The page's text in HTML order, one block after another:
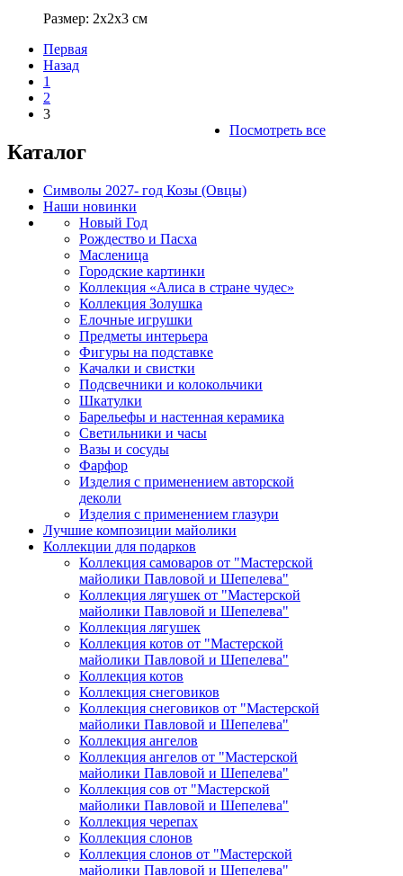
Размер: 2х2х3 см
Первая
Назад
1
2
3
Посмотреть все
Каталог
Символы 2027- год Козы (Овцы)
Наши новинки
Новый Год
Рождество и Пасха
Масленица
Городские картинки
Коллекция «Алиса в стране чудес»
Коллекция Золушка
Елочные игрушки
Предметы интерьера
Фигуры на подставке
Качалки и свистки
Подсвечники и колокольчики
Шкатулки
Барельефы и настенная керамика
Светильники и часы
Вазы и сосуды
Фарфор
Изделия с применением авторской
деколи
Изделия с применением глазури
Лучшие композиции майолики
Коллекции для подарков
Коллекция самоваров от "Мастерской
майолики Павловой и Шепелева"
Коллекция лягушек от "Мастерской
майолики Павловой и Шепелева"
Коллекция лягушек
Коллекция котов от "Мастерской
майолики Павловой и Шепелева"
Коллекция котов
Коллекция снеговиков
Коллекция снеговиков от "Мастерской
майолики Павловой и Шепелева"
Коллекция ангелов
Коллекция ангелов от "Мастерской
майолики Павловой и Шепелева"
Коллекция сов от "Мастерской
майолики Павловой и Шепелева"
Коллекция черепах
Коллекция слонов
Коллекция слонов от "Мастерской
майолики Павловой и Шепелева"